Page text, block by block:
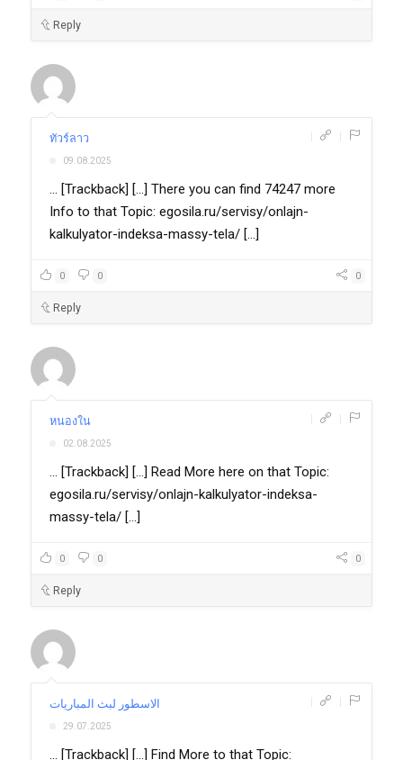
Reply
ทัวร์ลาว
09.08.2025
... [Trackback] [...] There you can find 74247 more
Info to that Topic: egosila.ru/servisy/onlajn-
kalkulyator-indeksa-massy-tela/ [...]
0 0 0
Reply
หนองใน
02.08.2025
... [Trackback] [...] Read More here on that Topic:
egosila.ru/servisy/onlajn-kalkulyator-indeksa-
massy-tela/ [...]
0 0 0
Reply
الاسطور لبث المباريات
29.07.2025
... [Trackback] [...] Find More to that Topic: